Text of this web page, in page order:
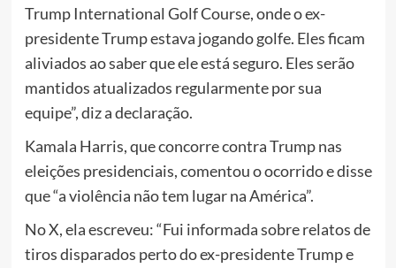
Trump International Golf Course, onde o ex-
presidente Trump estava jogando golfe. Eles ficam
aliviados ao saber que ele está seguro. Eles serão
mantidos atualizados regularmente por sua
equipe”, diz a declaração.
Kamala Harris, que concorre contra Trump nas
eleições presidenciais, comentou o ocorrido e disse
que “a violência não tem lugar na América”.
No X, ela escreveu: “Fui informada sobre relatos de
tiros disparados perto do ex-presidente Trump e